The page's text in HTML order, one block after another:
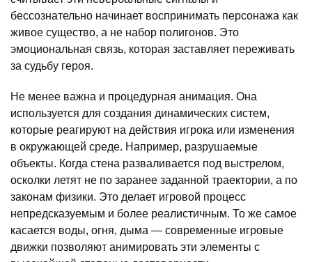
бессознательно начинает воспринимать персонажа как
живое существо, а не набор полигонов. Это
эмоциональная связь, которая заставляет переживать
за судьбу героя.
Не менее важна и процедурная анимация. Она
используется для создания динамических систем,
которые реагируют на действия игрока или изменения
в окружающей среде. Например, разрушаемые
объекты. Когда стена разваливается под выстрелом,
осколки летят не по заранее заданной траектории, а по
законам физики. Это делает игровой процесс
непредсказуемым и более реалистичным. То же самое
касается воды, огня, дыма — современные игровые
движки позволяют анимировать эти элементы с